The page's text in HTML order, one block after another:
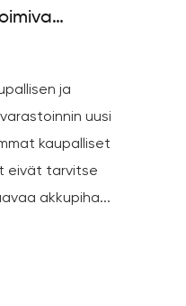
ja
uusi
kaupalliset
eivät tarvitse
akkupiha...